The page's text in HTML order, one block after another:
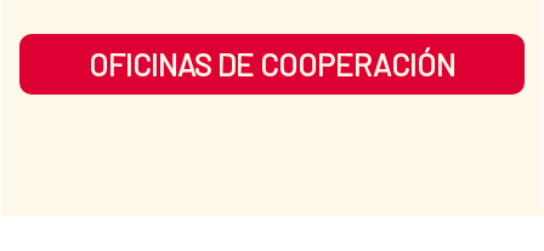
OFICINAS DE COOPERACIÓN